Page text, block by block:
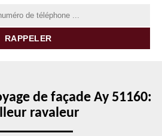
de façade Ay 51160:
ravaleur